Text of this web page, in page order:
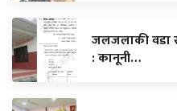
जलजलाकी वडा
: कानूनी…